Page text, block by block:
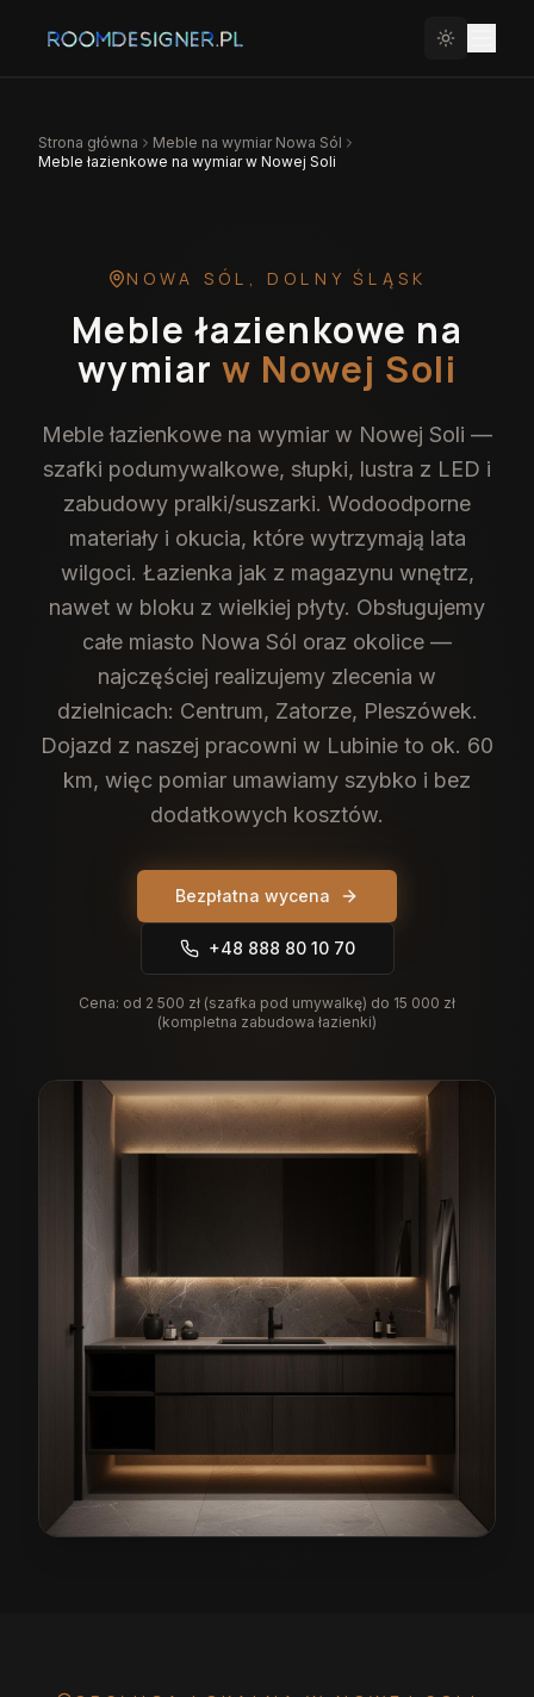
Strona główna Meble na wymiar Nowa Sól
Meble łazienkowe na wymiar w Nowej Soli
NOWA SÓL , DOLNY ŚLĄSK
Meble łazienkowe na
wymiar w Nowej Soli
Meble łazienkowe na wymiar w Nowej Soli —
szafki podumywalkowe, słupki, lustra z LED i
zabudowy pralki/suszarki. Wodoodporne
materiały i okucia, które wytrzymają lata
wilgoci. Łazienka jak z magazynu wnętrz,
nawet w bloku z wielkiej płyty. Obsługujemy
całe miasto Nowa Sól oraz okolice —
najczęściej realizujemy zlecenia w
dzielnicach: Centrum, Zatorze, Pleszówek.
Dojazd z naszej pracowni w Lubinie to ok. 60
km, więc pomiar umawiamy szybko i bez
dodatkowych kosztów.
Bezpłatna wycena
+48 888 80 10 70
Cena: od 2 500 zł (szafka pod umywalkę) do 15 000 zł
(kompletna zabudowa łazienki)